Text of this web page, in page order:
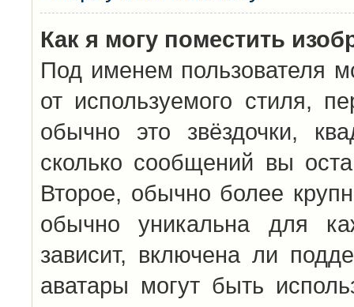
Как я могу поместить
Под именем пользователя
от используемого стиля,
обычно это звёздочки,
сколько сообщений вы
Второе, обычно более
обычно уникальна для
зависит, включена ли
аватары могут быть